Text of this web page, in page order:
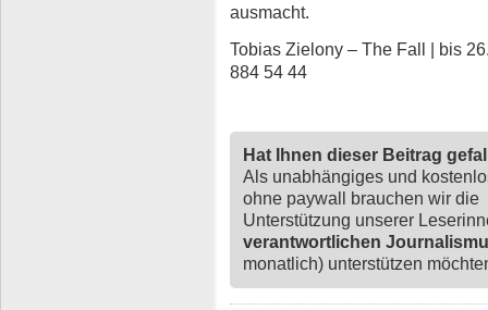
ausmacht.
Tobias Zielony – The Fall | bis
884 54 44
Hat Ihnen dieser Beitrag
Als unabhängiges und
ohne paywall brauchen wir die
Unterstützung unserer
verantwortlichen
monatlich) unterstützen